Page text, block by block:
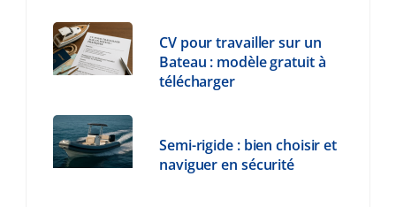
CV pour travailler sur un
Bateau : modèle gratuit à
télécharger
Semi-rigide : bien choisir et
naviguer en sécurité